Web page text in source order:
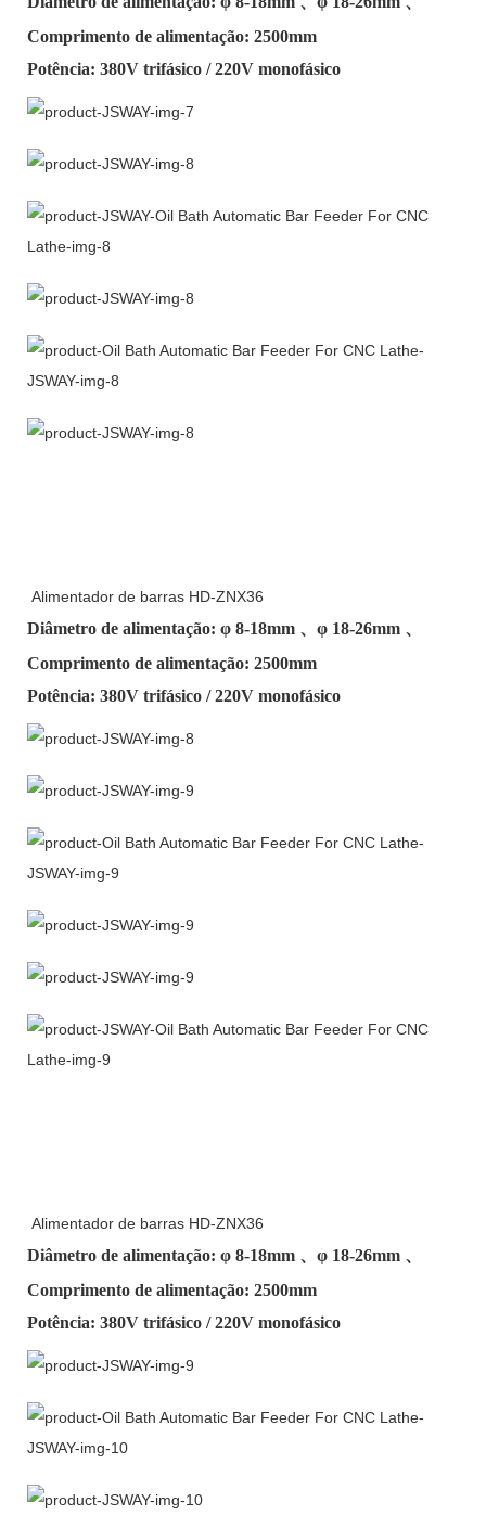
Comprimento de alimentação: 2500mm
Potência: 380V trifásico / 220V monofásico
Alimentador de barras HD-ZNX36
Diâmetro de alimentação: φ 8-18mm 、φ 18-26mm 、
Comprimento de alimentação: 2500mm
Potência: 380V trifásico / 220V monofásico
Alimentador de barras HD-ZNX36
Diâmetro de alimentação: φ 8-18mm 、φ 18-26mm 、
Comprimento de alimentação: 2500mm
Potência: 380V trifásico / 220V monofásico